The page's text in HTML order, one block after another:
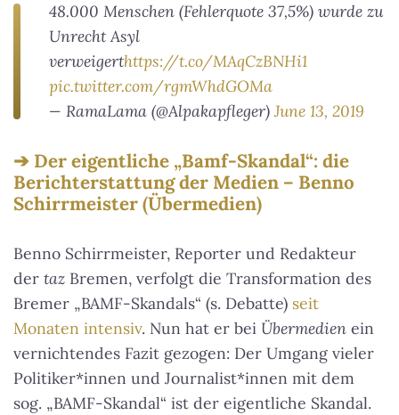
48.000 Menschen (Fehlerquote 37,5%) wurde zu
Unrecht Asyl
verweigerthttps://t.co/MAqCzBNHi1
pic.twitter.com/rgmWhdGOMa
— RamaLama (@Alpakapfleger)June 13, 2019
Der eigentliche „Bamf-Skandal“: die
Bericht­erstattung der Medien – Benno
Schirrmeister (Übermedien)
Benno Schirrmeister, Reporter und Redakteur
der taz Bremen, verfolgt die Transformation des
Bremer „BAMF-Skandals“ (s. Debatte) seit
Monaten intensiv. Nun hat er bei Übermedien ein
vernichtendes Fazit gezogen: Der Umgang vieler
Politiker*innen und Journalist*innen mit dem
sog. „BAMF-Skandal“ ist der eigentliche Skandal.